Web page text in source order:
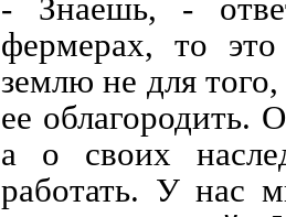
- Знаешь, -
фермерах, то
землю не для
ее
а о своих
работать. У нас